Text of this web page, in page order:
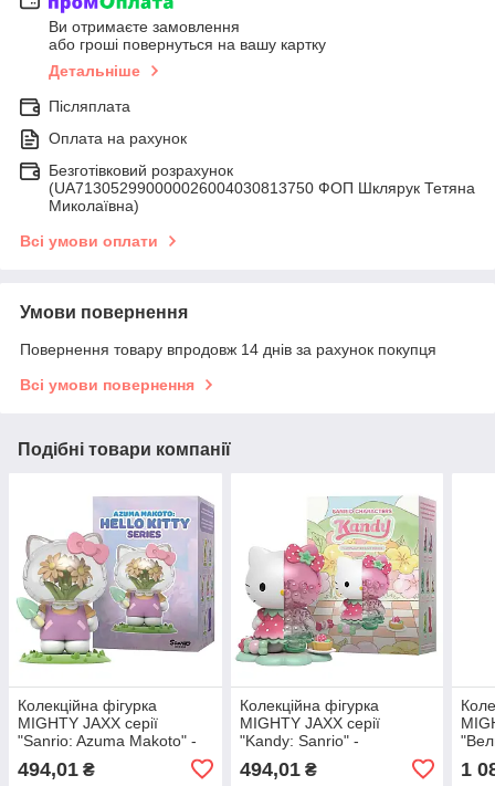
Ви отримаєте замовлення
або гроші повернуться на вашу картку
Детальніше
Післяплата
Оплата на рахунок
Безготівковий розрахунок
(UA713052990000026004030813750 ФОП Шклярук Тетяна
Миколаївна)
Всі умови оплати
Умови повернення
Повернення товару впродовж 14 днів за рахунок покупця
Всі умови повернення
Подібні товари компанії
Колекційна фігурка
MIGHTY JAXX серії
"Sanrio: Azuma Makoto" -
дисп.)
494,01 ₴
Колекційна фігурка
MIGHTY JAXX серії
"Kandy: Sanrio" -
КВІТКОВЕ СНОВИДІННЯ
(в ас., у дисп.)
494,01₴ 1